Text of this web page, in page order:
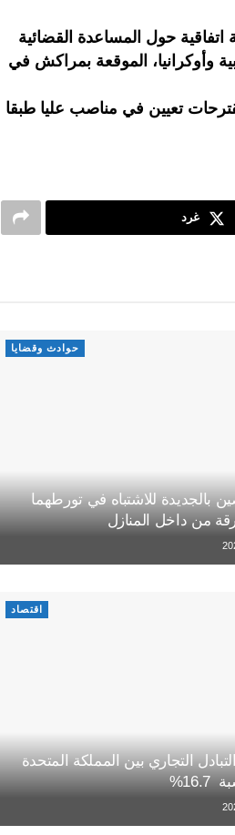
حول المساعدة القضائية
وأوكرانيا، الموقعة بمراكش في
تعيين في مناصب عليا طبقا
غرد
حوادث وقضايا
بالجديدة للاشتباه في تورطهما
من داخل المنازل
اقتصاد
التجاري بين المملكة المتحدة